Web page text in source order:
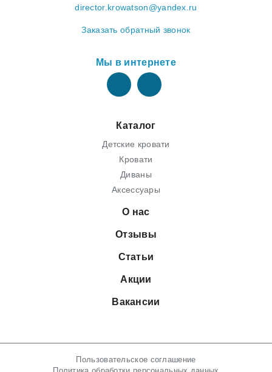
director.krowatson@yandex.ru
Заказать обратный звонок
Мы в интернете
Каталог
Детские кровати
Кровати
Диваны
Аксессуары
О нас
Отзывы
Статьи
Акции
Вакансии
Пользовательское соглашение